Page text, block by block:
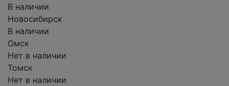
В наличии
Новосибирск
В наличии
Омск
Нет в наличии
Томск
Нет в наличии